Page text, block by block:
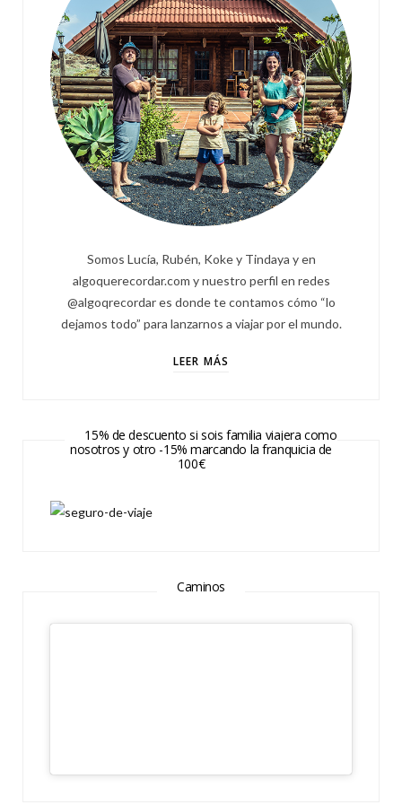
Somos Lucía, Rubén, Koke y Tindaya y en
algoquerecordar.com y nuestro perfil en redes
@algoqrecordar es donde te contamos cómo “lo
dejamos todo” para lanzarnos a viajar por el mundo.
LEER MÁS
15% de descuento si sois familia viajera como
nosotros y otro -15% marcando la franquicia de
100€
Caminos